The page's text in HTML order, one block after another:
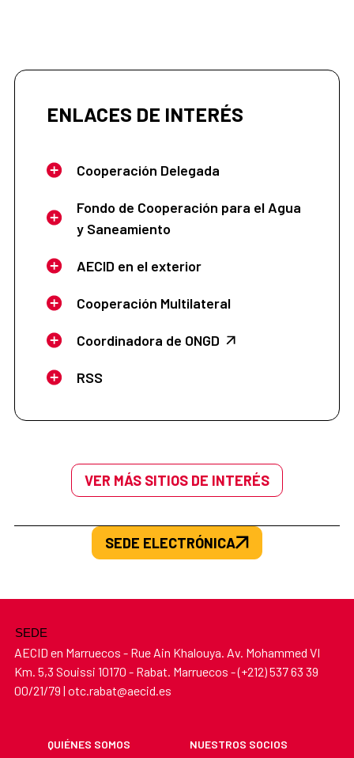
ENLACES DE INTERÉS
Cooperación Delegada
Fondo de Cooperación para el Agua
y Saneamiento
AECID en el exterior
Cooperación Multilateral
Coordinadora de ONGD
RSS
VER MÁS SITIOS DE INTERÉS
SEDE ELECTRÓNICA
SEDE
AECID en Marruecos - Rue Ain Khalouya. Av. Mohammed VI
Km. 5,3 Souissi 10170 - Rabat. Marruecos - (+212) 537 63 39
00/21/79 | otc.rabat@aecid.es
QUIÉNES SOMOS
NUESTROS SOCIOS